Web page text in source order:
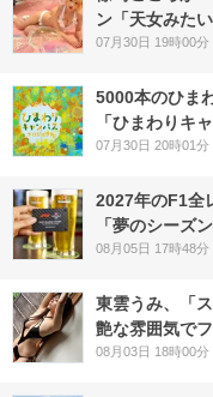
ン「天女みた
07月30日 19時00分
5000本のひま
「ひまわりキ
07月30日 20時01分
2027年のF1全
「夢のシーズ
08月05日 17時48分
東雲うみ、「
艶な雰囲気で
08月03日 18時00分